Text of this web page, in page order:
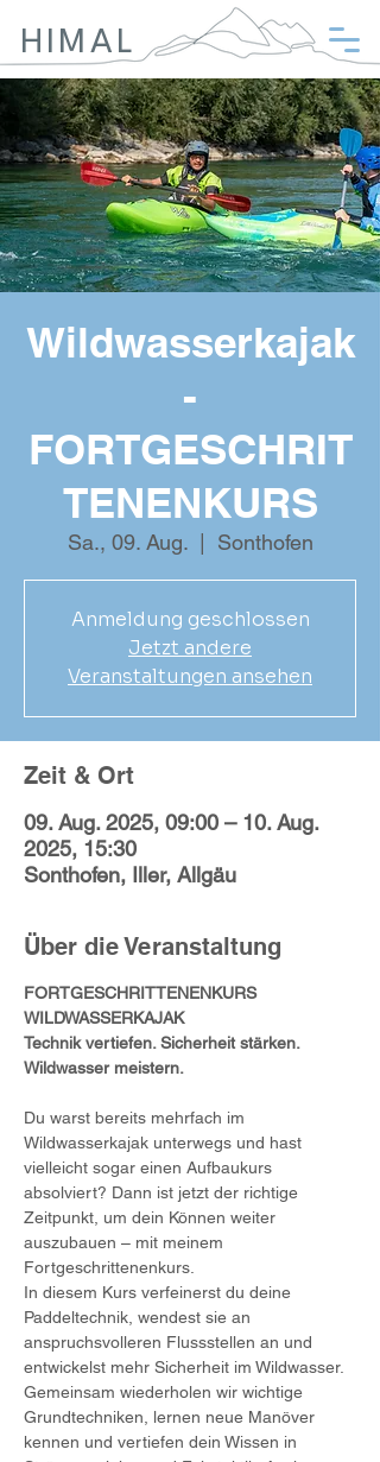
HIMAL
Wildwasserkajak
-
FORTGESCHRIT
TENENKURS
Sa., 09. Aug.
  |
Sonthofen
Anmeldung geschlossen
Jetzt andere
Veranstaltungen ansehen
Zeit & Ort
09. Aug. 2025, 09:00 – 10. Aug.
2025, 15:30
Sonthofen, Iller, Allgäu
Über die Veranstaltung
FORTGESCHRITTENENKURS
WILDWASSERKAJAK
Technik vertiefen. Sicherheit stärken.
Wildwasser meistern.
Du warst bereits mehrfach im
Wildwasserkajak unterwegs und hast
vielleicht sogar einen Aufbaukurs
absolviert? Dann ist jetzt der richtige
Zeitpunkt, um dein Können weiter
auszubauen – mit meinem
Fortgeschrittenenkurs.
In diesem Kurs verfeinerst du deine
Paddeltechnik, wendest sie an
anspruchsvolleren Flussstellen an und
entwickelst mehr Sicherheit im Wildwasser.
Gemeinsam wiederholen wir wichtige
Grundtechniken, lernen neue Manöver
kennen und vertiefen dein Wissen in